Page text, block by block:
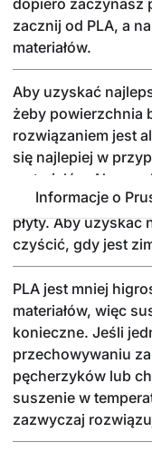
Informacje o
dopiero zaczynasz
zacznij od PLA, a
materiałów.
Aby uzyskać
żeby powierzchnia
rozwiązaniem jest
się najlepiej w
materiałów.
papierowy
płyty. Aby uzyskać
czyścić, gdy jest
PLA jest mniej
materiałów, więc
konieczne. Jeśli
przechowywaniu
pęcherzyków lub
suszenie w
zazwyczaj